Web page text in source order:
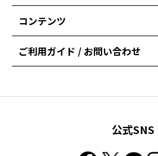
コンテンツ
ご利用ガイド / お問い合わせ
公式SNS